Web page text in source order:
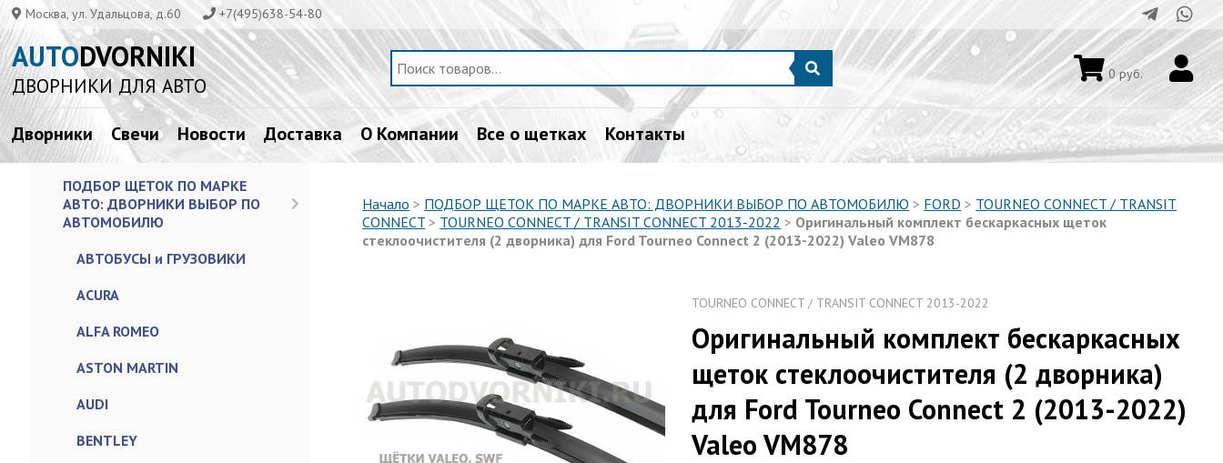
Москва, ул. Удальцова, д.60 +7(495)638-54-80
AUTODVORNIKI
ДВОРНИКИ ДЛЯ АВТО 0руб.
Дворники Свечи Новости Доставка О Компании Все о щетках Контакты
ПОДБОР ЩЕТОК ПО МАРКЕ
АВТО: ДВОРНИКИ ВЫБОР ПО
АВТОМОБИЛЮ
АВТОБУСЫ и ГРУЗОВИКИ
ACURA
ALFA ROMEO
ASTON MARTIN
AUDI
BENTLEY
Начало > ПОДБОР ЩЕТОК ПО МАРКЕ АВТО: ДВОРНИКИ ВЫБОР ПО АВТОМОБИЛЮ > FORD > TOURNEO CONNECT / TRANSIT
CONNECT > TOURNEO CONNECT / TRANSIT CONNECT 2013-2022 > Оригинальный комплект бескаркасных щеток
стеклоочистителя (2 дворника) для Ford Tourneo Connect 2 (2013-2022) Valeo VM878
TOURNEO CONNECT / TRANSIT CONNECT 2013-2022
Оригинальный комплект бескаркасных
щеток стеклоочистителя (2 дворника)
для Ford Tourneo Connect 2 (2013-2022)
Valeo VM878